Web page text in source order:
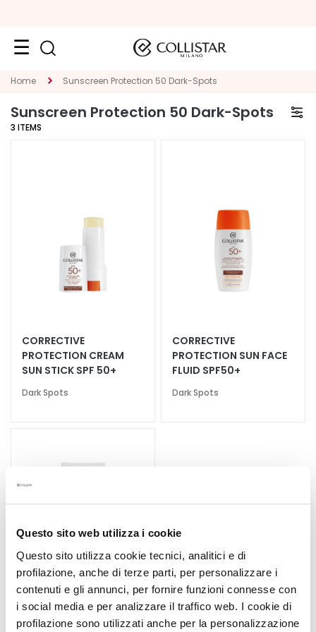
Questo sito web utilizza i cookie
Questo sito utilizza cookie tecnici, analitici e di
profilazione, anche di terze parti, per personalizzare i
contenuti e gli annunci, per fornire funzioni connesse con
i social media e per analizzare il traffico web. I cookie di
profilazione sono utilizzati anche per la personalizzazione
Face
C
A
l
t
e
a
n
e
r
s
M
a
s
Home Sunscreen Protection 50 Dark-Spots
Sunscreen Protection 50 Dark-Spots
3 ITEMS
CORRECTIVE
PROTECTION CREAM
SUN STICK SPF 50+
Dark Spots
CORRECTIVE
PROTECTION SUN FACE
FLUID SPF50+
Dark Spots